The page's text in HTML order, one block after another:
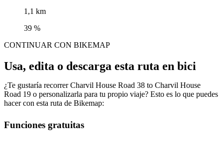
1,1 km
39 %
CONTINUAR CON BIKEMAP
Usa, edita o descarga esta ruta en bici
¿Te gustaría recorrer Charvil House Road 38 to Charvil House
Road 19 o personalizarla para tu propio viaje? Esto es lo que puedes
hacer con esta ruta de Bikemap:
Funciones gratuitas